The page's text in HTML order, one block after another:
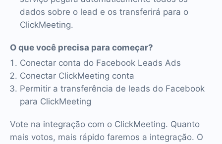
dados sobre o lead e os transferirá para o
ClickMeeting.
O que você precisa para começar?
Conectar conta do Facebook Leads Ads
Conectar ClickMeeting conta
Permitir a transferência de leads do Facebook
para ClickMeeting
Vote na integração com o ClickMeeting. Quanto
mais votos, mais rápido faremos a integração. O